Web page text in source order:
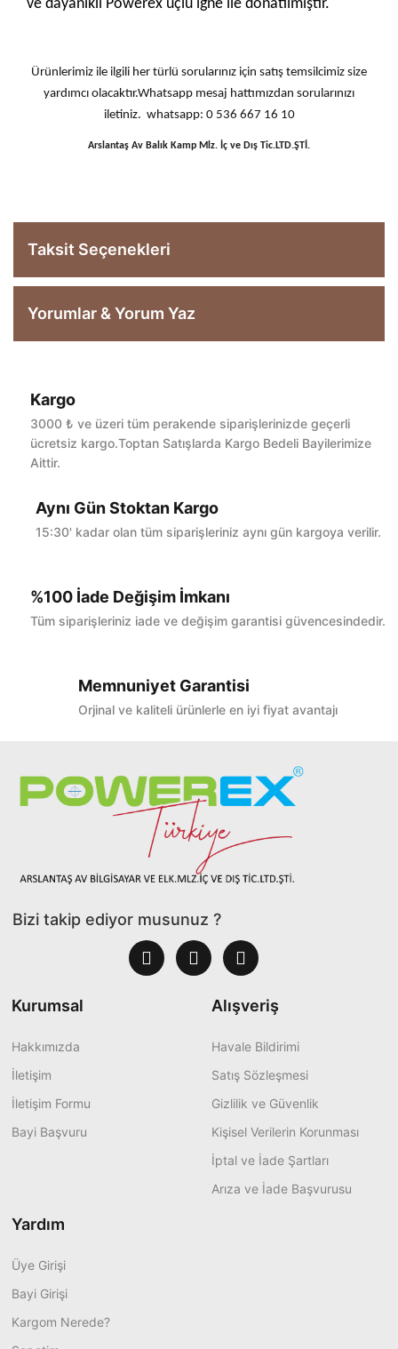
ve dayanıklı Powerex üçlü iğne ile donatılmıştır.
Ürünlerimiz ile ilgili her türlü sorularınız için satış temsilcimiz size
yardımcı olacaktır.Whatsapp mesaj hattımızdan sorularınızı
iletiniz. whatsapp: 0 536 667 16 10
Arslantaş Av Balık Kamp Mlz. İç ve Dış Tic.LTD.ŞTİ.
Taksit Seçenekleri
Yorumlar & Yorum Yaz
Bu ürüne ilk yorumu siz yapın!
Kargo
3000 ₺ ve üzeri tüm perakende siparişlerinizde geçerli
ücretsiz kargo.Toptan Satışlarda Kargo Bedeli Bayilerimize
Aittir.
Aynı Gün Stoktan Kargo
15:30' kadar olan tüm siparişleriniz aynı gün kargoya verilir.
%100 İade Değişim İmkanı
Tüm siparişleriniz iade ve değişim garantisi güvencesindedir.
Memnuniyet Garantisi
Orjinal ve kaliteli ürünlerle en iyi fiyat avantajı
Bizi takip ediyor musunuz ?
Kurumsal
Hakkımızda
İletişim
İletişim Formu
Bayi Başvuru
Alışveriş
Havale Bildirimi
Satış Sözleşmesi
Gizlilik ve Güvenlik
Kişisel Verilerin Korunması
İptal ve İade Şartları
Arıza ve İade Başvurusu
Yardım
Üye Girişi
Bayi Girişi
Kargom Nerede?